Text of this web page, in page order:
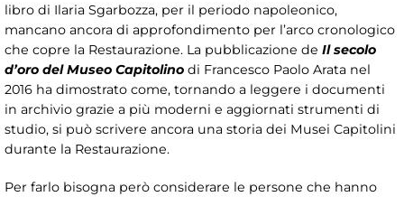
libro di Ilaria Sgarbozza, per il periodo napoleonico,
mancano ancora di approfondimento per l’arco cronologico
che copre la Restaurazione. La pubblicazione de Il secolo
d’oro del Museo Capitolino di Francesco Paolo Arata nel
2016 ha dimostrato come, tornando a leggere i documenti
in archivio grazie a più moderni e aggiornati strumenti di
studio, si può scrivere ancora una storia dei Musei Capitolini
durante la Restaurazione.
Per farlo bisogna però considerare le persone che hanno